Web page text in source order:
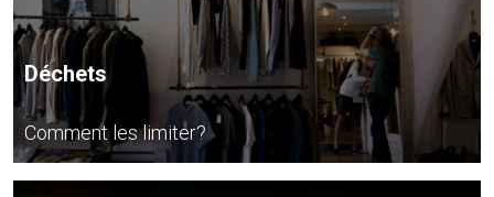
Déchets
Comment les limiter?